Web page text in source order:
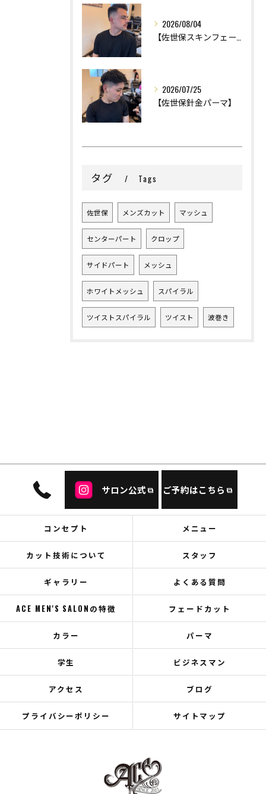
2026/08/04
2026/07/25
【佐世保針金パーマ】
タグ Tags
佐世保 メンズカット マッシュ
センターパート クロップ
サイドパート メッシュ
ホワイトメッシュ スパイラル
ツイストスパイラル ツイスト 波巻き
サロン公式 ご予約はこちら
コンセプト メニュー
カット技術について スタッフ
ギャラリー よくある質問
ACE MEN'S SALONの特徴 フェードカット
カラー パーマ
学生 ビジネスマン
アクセス ブログ
プライバシーポリシー サイトマップ